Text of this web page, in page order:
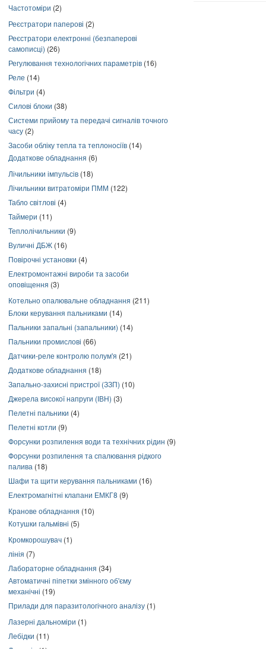
Частотоміри (2)
Реєстратори паперові (2)
Реєстратори електронні (безпаперові
самописці) (26)
Регулювання технологічних параметрів (16)
Реле (14)
Фільтри (4)
Силові блоки (38)
Системи прийому та передачі сигналів точного
часу (2)
Засоби обліку тепла та теплоносіїв (14)
Додаткове обладнання (6)
Лічильники імпульсів (18)
Лічильники витратоміри ПММ (122)
Табло світлові (4)
Таймери (11)
Теплолічильники (9)
Вуличні ДБЖ (16)
Повірочні установки (4)
Електромонтажні вироби та засоби
оповіщення (3)
Котельно опалювальне обладнання (211)
Блоки керування пальниками (14)
Пальники запальні (запальники) (14)
Пальники промислові (66)
Датчики-реле контролю полум'я (21)
Додаткове обладнання (18)
Запально-захисні пристрої (ЗЗП) (10)
Джерела високої напруги (ІВН) (3)
Пелетні пальники (4)
Пелетні котли (9)
Форсунки розпилення води та технічних рідин (9)
Форсунки розпилення та спалювання рідкого
палива (18)
Шафи та щити керування пальниками (16)
Електромагнітні клапани ЕМКГ8 (9)
Кранове обладнання (10)
Котушки гальмівні (5)
Кромкорошувач (1)
лінія (7)
Лабораторне обладнання (34)
Автоматичні піпетки змінного об'єму
механічні (19)
Прилади для паразитологічного аналізу (1)
Лазерні дальноміри (1)
Лебідки (11)